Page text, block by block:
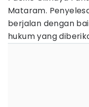
Mataram.
berjalan dengan
hukum yang